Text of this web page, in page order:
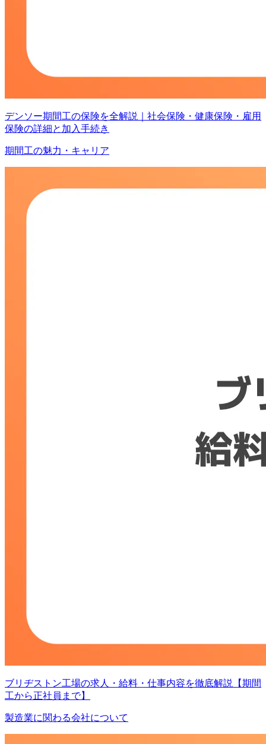
デンソー期間工の保険を全解説｜社会保険・健康保険・雇用
保険の詳細と加入手続き
期間工の魅力・キャリア
ブリヂストン工場の求人・給料・仕事内容を徹底解説【期間
工から正社員まで】
製造業に関わる会社について